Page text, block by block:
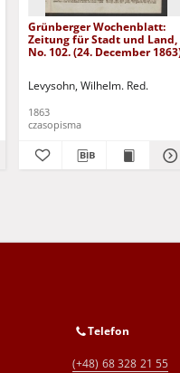
Grünberger Wochenblatt:
Zeitung für Stadt und Land,
No. 102. (24. December
Levysohn, Wilhelm. Red.
1863
czasopisma
Telefon
(+48) 68 328 21 55